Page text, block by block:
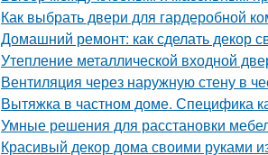
Как выбрать двери для гардеробной
Домашний ремонт: как сделать декор
Утепление металлической входной
Вентиляция через наружную стену в
Вытяжка в частном доме. Специфика
Умные решения для расстановки
Красивый декор дома своими руками